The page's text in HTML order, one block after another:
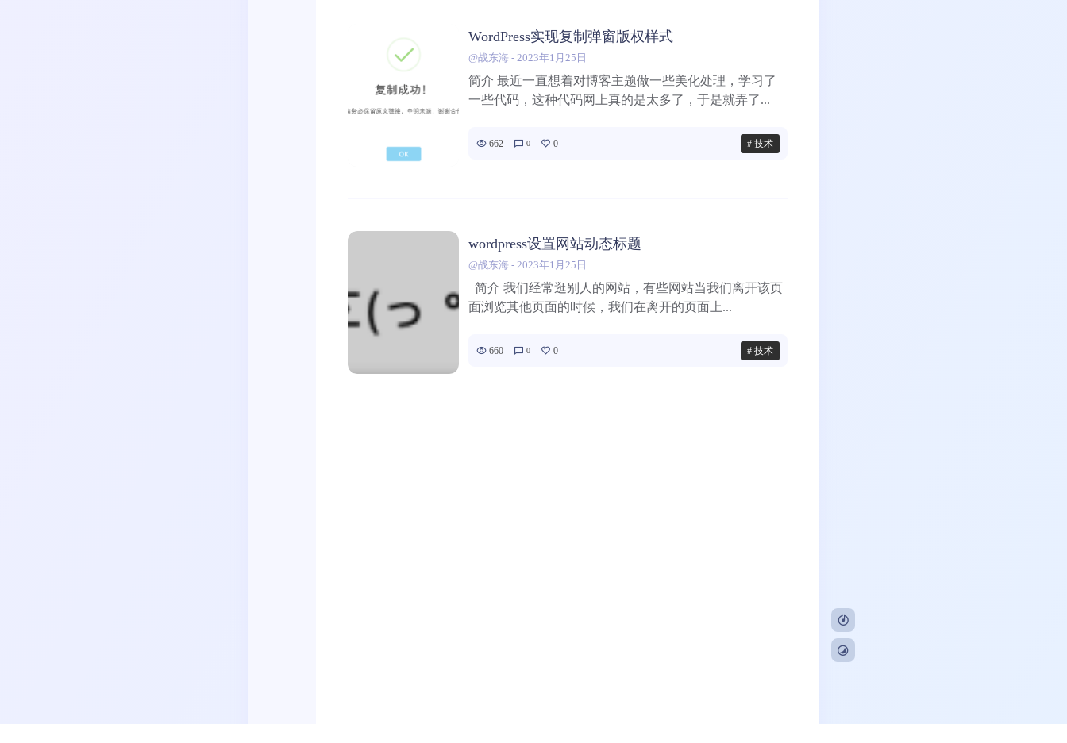
WordPress实现复制弹窗版权样式
@战东海 -2023年1月25日
简介 最近一直想着对博客主题做一些美化处理，学习了
一些代码，这种代码网上真的是太多了，于是就弄了...
662 0 0 # 技术
wordpress设置网站动态标题
@战东海 -2023年1月25日
简介 我们经常逛别人的网站，有些网站当我们离开该页
面浏览其他页面的时候，我们在离开的页面上...
660 0 0 # 技术